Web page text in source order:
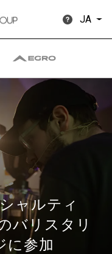
JA
ャルティ
バリスタリ
に参加
ン
ド
もっ